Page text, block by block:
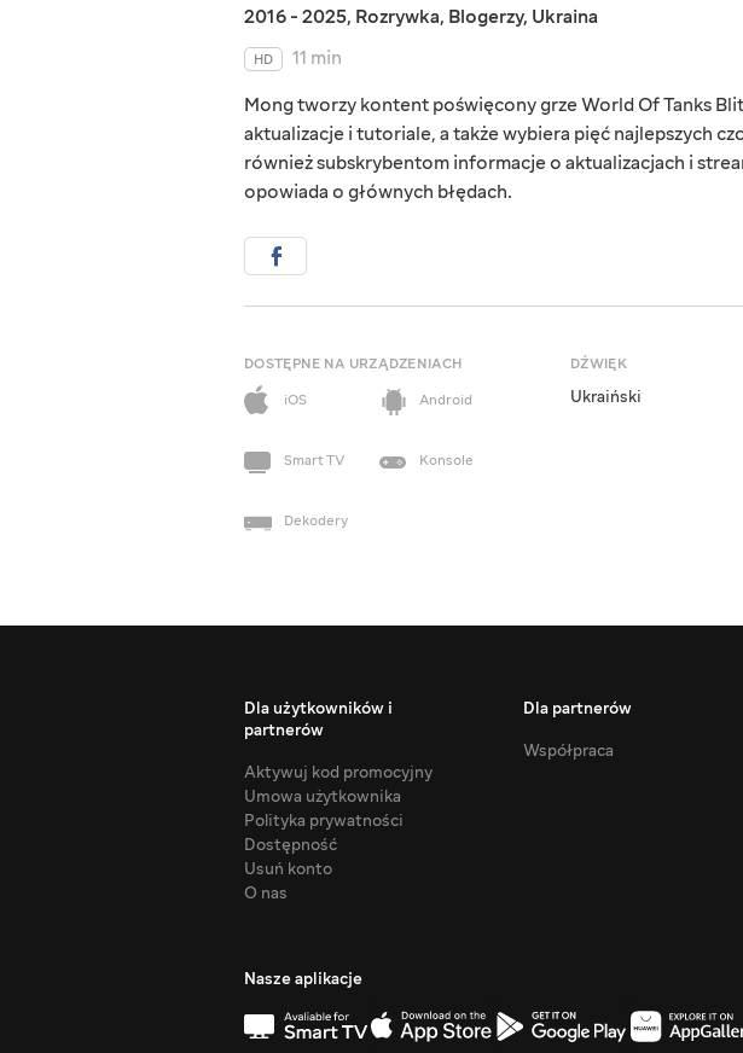
2016 - 2025, Rozrywka, Blogerzy, Ukraina
HD
11 min
Mong tworzy kontent poświęcony grze World Of Tanks
aktualizacje i tutoriale, a także wybiera pięć najlepszych
również subskrybentom informacje o aktualizacjach i
opowiada o głównych błędach.
DOSTĘPNE NA URZĄDZENIACH
iOS
Android
Smart TV Konsole
Dekodery
DŹWIĘK
Ukraiński
Dla użytkowników i
partnerów
Aktywuj kod promocyjny
Umowa użytkownika
Polityka prywatności
Dostępność
Usuń konto
O nas
Dla partnerów
Współpraca
Nasze aplikacje